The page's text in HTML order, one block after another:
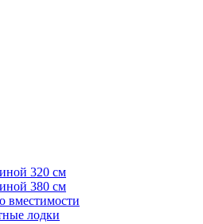
320 см
380 см
вместимости
лодки